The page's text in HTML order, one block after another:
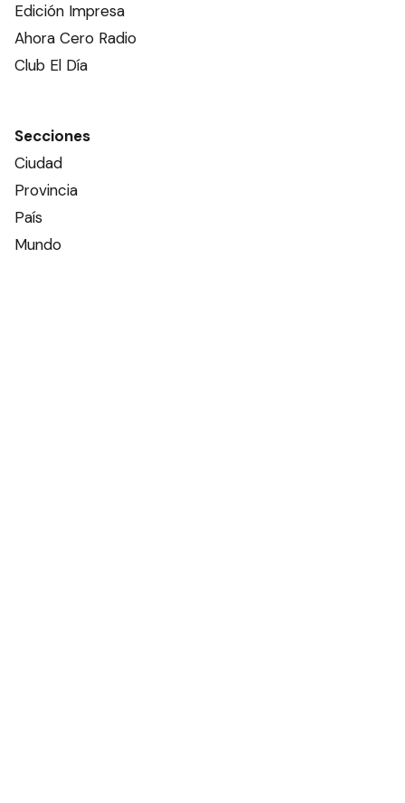
Edición Impresa
Ahora Cero Radio
Club El Día
Secciones
Ciudad
Provincia
País
Mundo